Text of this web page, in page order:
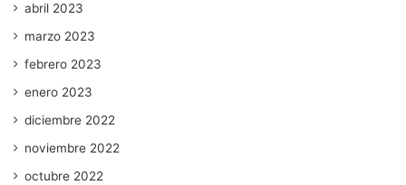
abril 2023
marzo 2023
febrero 2023
enero 2023
diciembre 2022
noviembre 2022
octubre 2022